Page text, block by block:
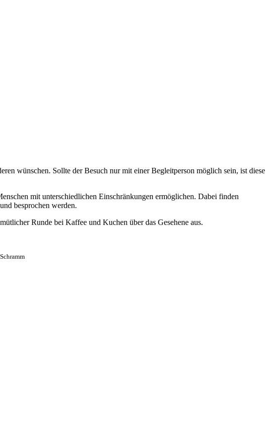
wünschen. Sollte der Besuch nur mit einer Begleitperson möglich sein, ist diese
mit unterschiedlichen Einschränkungen ermöglichen. Dabei finden
besprochen werden.
Runde bei Kaffee und Kuchen über das Gesehene aus.